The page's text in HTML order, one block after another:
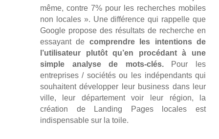
même, contre 7% pour les recherches mobiles
non locales ». Une différence qui rappelle que
Google propose des résultats de recherche en
essayant de comprendre les intentions de
l’utilisateur plutôt qu’en procédant à une
simple analyse de mots-clés. Pour les
entreprises / sociétés ou les indépendants qui
souhaitent développer leur business dans leur
ville, leur département voir leur région, la
création de Landing Pages locales est
indispensable sur la toile.